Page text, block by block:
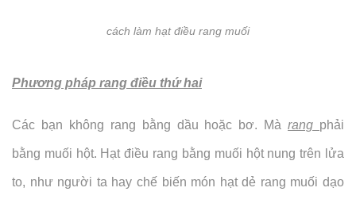
cách làm hạt điều rang muối
Phương pháp rang điều thứ hai
Các bạn không rang bằng dầu hoặc bơ. Màrang phải
bằng muối hột. Hạt điều rang bằng muối hột nung trên lửa
to, như người ta hay chế biến món hạt dẻ rang muối dạo